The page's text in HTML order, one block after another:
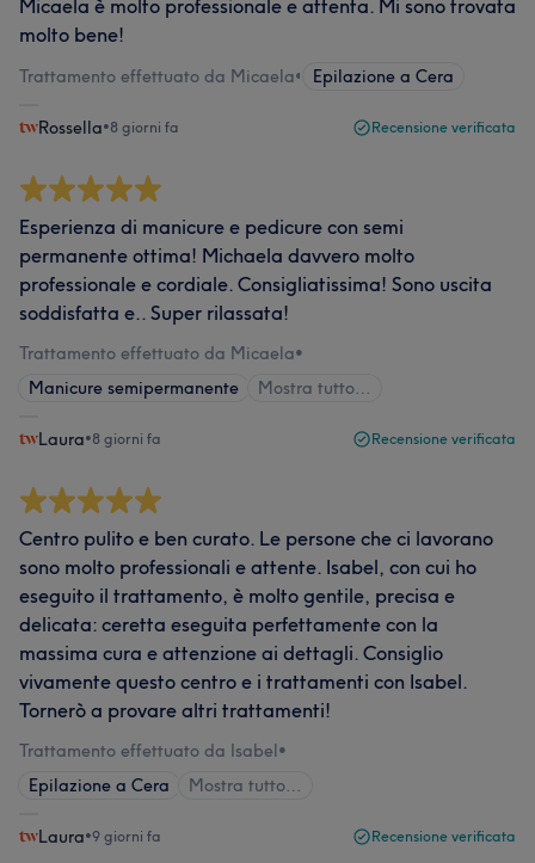
Micaela è molto professionale e attenta. Mi sono trovata
molto bene!
Trattamento effettuato da Micaela• Epilazione a Cera
Rossella•8 giorni fa Recensione verificata
Esperienza di manicure e pedicure con semi
permanente ottima! Michaela davvero molto
professionale e cordiale. Consigliatissima! Sono uscita
soddisfatta e.. Super rilassata!
Trattamento effettuato da Micaela•
Manicure semipermanente
Mostra tutto…
Laura•8 giorni fa Recensione verificata
Centro pulito e ben curato. Le persone che ci lavorano
sono molto professionali e attente. Isabel, con cui ho
eseguito il trattamento, è molto gentile, precisa e
delicata: ceretta eseguita perfettamente con la
massima cura e attenzione ai dettagli. Consiglio
vivamente questo centro e i trattamenti con Isabel.
Tornerò a provare altri trattamenti!
Trattamento effettuato da Isabel•
Epilazione a Cera
Mostra tutto…
Laura•9 giorni fa Recensione verificata